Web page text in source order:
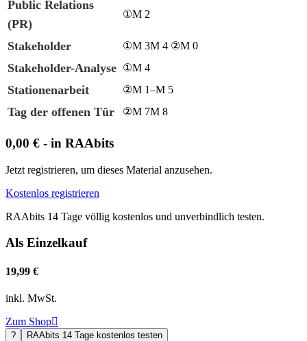
Public Relations
(PR)
①M 2
Stakeholder ①M 3M 4 ②M 0
Stakeholder-Analyse ①M 4
Stationenarbeit ②M 1–M 5
Tag der offenen Tür ②M 7M 8
0,00 € - in RAAbits
Jetzt registrieren, um dieses Material anzusehen.
Kostenlos registrieren
RAAbits 14 Tage völlig kostenlos und unverbindlich testen.
Als Einzelkauf
19,99 €
inkl. MwSt.
Zum Shop
? RAAbits 14 Tage kostenlos testen